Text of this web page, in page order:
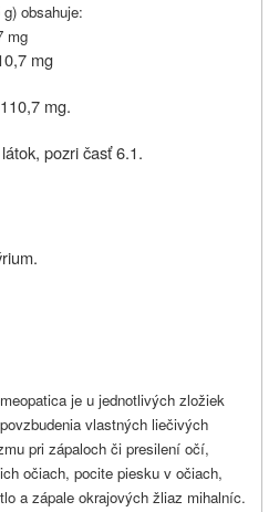
obsahuje:
mg
mg
mg.
pozri časť 6.1.
je u jednotlivých zložiek
vlastných liečivých
pri zápaloch či presilení očí,
očiach, pocite piesku v očiach,
a zápale okrajových žliaz mihalníc.